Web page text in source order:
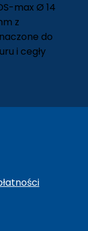
max Ø 14
z
do
i cegły